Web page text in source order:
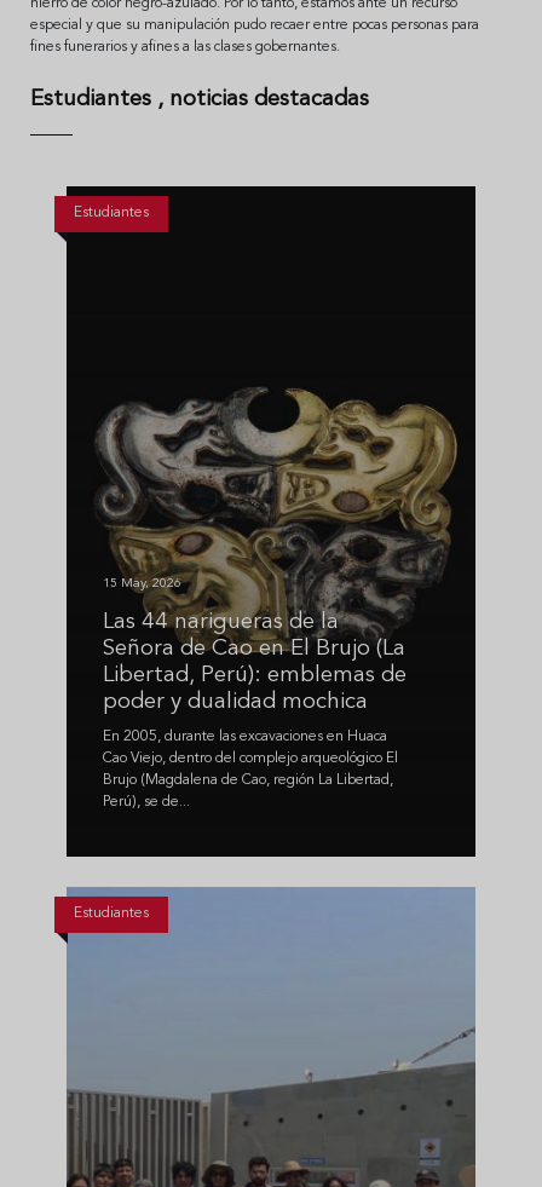
hierro de color negro-azulado. Por lo tanto, estamos ante un recurso
especial y que su manipulación pudo recaer entre pocas personas para
fines funerarios y afines a las clases gobernantes.
Estudiantes , noticias destacadas
Estudiantes
15 May, 2026
Las 44 narigueras de la
Señora de Cao en El Brujo (La
Libertad, Perú): emblemas de
poder y dualidad mochica
En 2005, durante las excavaciones en Huaca
Cao Viejo, dentro del complejo arqueológico El
Brujo (Magdalena de Cao, región La Libertad,
Perú), se de...
Estudiantes